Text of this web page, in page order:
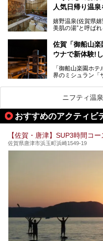
佐賀県にはまた、
と言われるほど。
ーパー銭湯をピッ
人気日帰り温
嬉野温泉(佐賀県
美肌の湯”と呼ば
中でも「うれしの
い日帰り入浴専門
しまれています。
今回は、地元九
「うれしの源泉
提供元：うれしの
この記事はうれし
佐賀「御船山
ウナで新体験!
「御船山楽園ホ
界のミシュラン「
一のサウナと言っ
今回は、その大
ごとに現地取材し
時開催中のチーム
ナというかつてど
ニフティ温
おすすめのアクティビ
【佐賀・唐津】SUP3時間コー
佐賀県唐津市浜玉町浜崎1549-19